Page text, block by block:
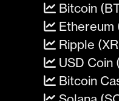
Bitcoin
Ethereum
Ripple
USD Coin
Bitcoin